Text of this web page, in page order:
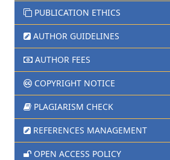
PUBLICATION ETHICS
AUTHOR GUIDELINES
AUTHOR FEES
COPYRIGHT NOTICE
PLAGIARISM CHECK
REFERENCES MANAGEMENT
OPEN ACCESS POLICY